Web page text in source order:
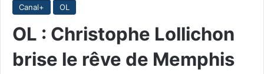
Canal+ OL
OL : Christophe Lollichon
brise le rêve de Memphis